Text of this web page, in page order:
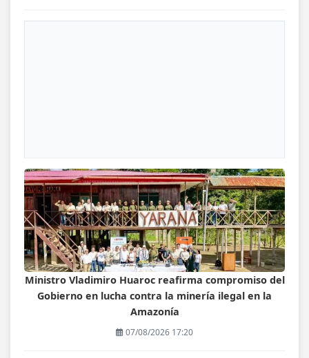
Ministro Vladimiro Huaroc reafirma compromiso del
Gobierno en lucha contra la minería ilegal en la
Amazonía
07/08/2026 17:20